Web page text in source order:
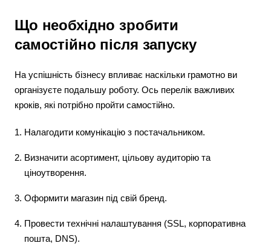
Що необхідно зробити
самостійно після запуску
На успішність бізнесу впливає наскільки грамотно ви
організуєте подальшу роботу. Ось перелік важливих
кроків, які потрібно пройти самостійно.
Налагодити комунікацію з постачальником.
Визначити асортимент, цільову аудиторію та
ціноутворення.
Оформити магазин під свій бренд.
Провести технічні налаштування (SSL, корпоративна
пошта, DNS).